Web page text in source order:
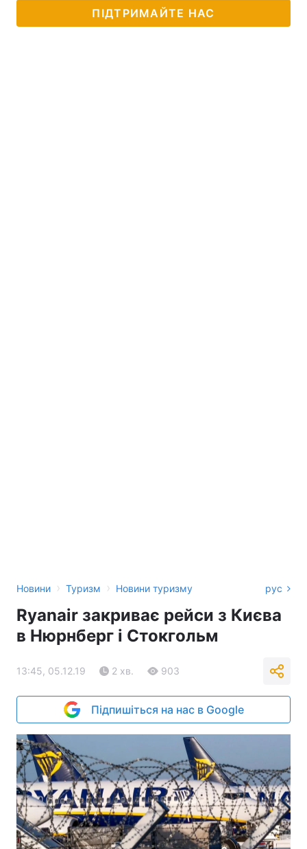
ПІДТРИМАЙТЕ НАС
Новини › Туризм › Новини туризму рус
Ryanair закриває рейси з Києва
в Нюрнберг і Стокгольм
13:45, 05.12.19 2 хв. 903
Підпишіться на нас в Google